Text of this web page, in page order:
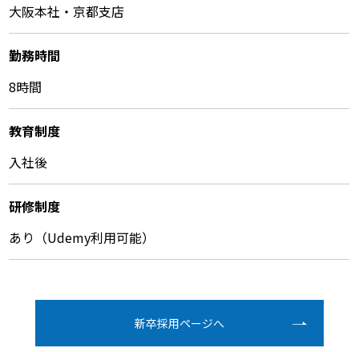
大阪本社・京都支店
勤務時間
8時間
教育制度
入社後
研修制度
あり（Udemy利用可能）
新卒採⽤ページへ